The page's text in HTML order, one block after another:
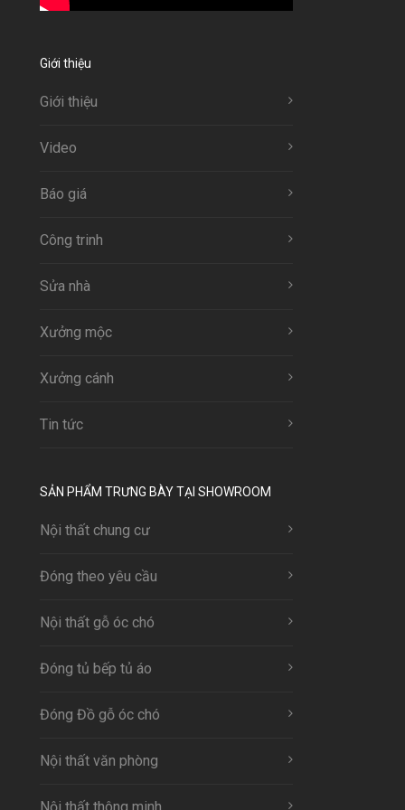
Giới thiệu
Giới thiệu
Video
Báo giá
Công trinh
Sửa nhà
Xưởng mộc
Xưởng cánh
Tin tức
SẢN PHẨM TRƯNG BÀY TẠI SHOWROOM
Nội thất chung cư
Đóng theo yêu cầu
Nội thất gỗ óc chó
Đóng tủ bếp tủ áo
Đóng Đồ gỗ óc chó
Nội thất văn phòng
Nội thất thông minh